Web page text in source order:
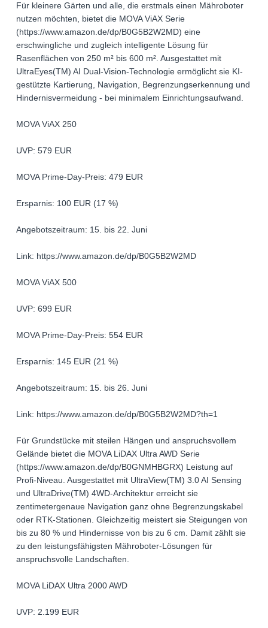
Für kleinere Gärten und alle, die erstmals einen Mähroboter
nutzen möchten, bietet die MOVA ViAX Serie
(https://www.amazon.de/dp/B0G5B2W2MD) eine
erschwingliche und zugleich intelligente Lösung für
Rasenflächen von 250 m² bis 600 m². Ausgestattet mit
UltraEyes(TM) AI Dual-Vision-Technologie ermöglicht sie KI-
gestützte Kartierung, Navigation, Begrenzungserkennung und
Hindernisvermeidung - bei minimalem Einrichtungsaufwand.
MOVA ViAX 250
UVP: 579 EUR
MOVA Prime-Day-Preis: 479 EUR
Ersparnis: 100 EUR (17 %)
Angebotszeitraum: 15. bis 22. Juni
Link: https://www.amazon.de/dp/B0G5B2W2MD
MOVA ViAX 500
UVP: 699 EUR
MOVA Prime-Day-Preis: 554 EUR
Ersparnis: 145 EUR (21 %)
Angebotszeitraum: 15. bis 26. Juni
Link: https://www.amazon.de/dp/B0G5B2W2MD?th=1
Für Grundstücke mit steilen Hängen und anspruchsvollem
Gelände bietet die MOVA LiDAX Ultra AWD Serie
(https://www.amazon.de/dp/B0GNMHBGRX) Leistung auf
Profi-Niveau. Ausgestattet mit UltraView(TM) 3.0 AI Sensing
und UltraDrive(TM) 4WD-Architektur erreicht sie
zentimetergenaue Navigation ganz ohne Begrenzungskabel
oder RTK-Stationen. Gleichzeitig meistert sie Steigungen von
bis zu 80 % und Hindernisse von bis zu 6 cm. Damit zählt sie
zu den leistungsfähigsten Mähroboter-Lösungen für
anspruchsvolle Landschaften.
MOVA LiDAX Ultra 2000 AWD
UVP: 2.199 EUR